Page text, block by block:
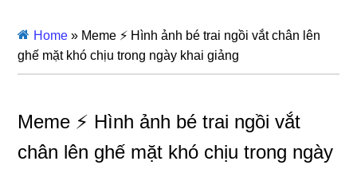
Home » Meme ⚡ Hình ảnh bé trai ngồi vắt chân lên
ghế mặt khó chịu trong ngày khai giảng
Meme ⚡ Hình ảnh bé trai ngồi vắt
chân lên ghế mặt khó chịu trong ngày